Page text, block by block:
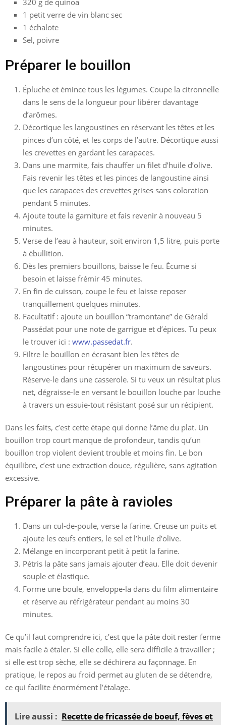
1 petit verre de vin blanc sec
1 échalote
Sel, poivre
Préparer le bouillon
Épluche et émince tous les légumes. Coupe la citronnelle
dans le sens de la longueur pour libérer davantage
d’arômes.
Décortique les langoustines en réservant les têtes et les
pinces d’un côté, et les corps de l’autre. Décortique aussi
les crevettes en gardant les carapaces.
Dans une marmite, fais chauffer un filet d’huile d’olive.
Fais revenir les têtes et les pinces de langoustine ainsi
que les carapaces des crevettes grises sans coloration
pendant 5 minutes.
Ajoute toute la garniture et fais revenir à nouveau 5
minutes.
Verse de l’eau à hauteur, soit environ 1,5 litre, puis porte
à ébullition.
Dès les premiers bouillons, baisse le feu. Écume si
besoin et laisse frémir 45 minutes.
En fin de cuisson, coupe le feu et laisse reposer
tranquillement quelques minutes.
Facultatif : ajoute un bouillon “tramontane” de Gérald
Passédat pour une note de garrigue et d’épices. Tu peux
le trouver ici : www.passedat.fr.
Filtre le bouillon en écrasant bien les têtes de
langoustines pour récupérer un maximum de saveurs.
Réserve-le dans une casserole. Si tu veux un résultat plus
net, dégraisse-le en versant le bouillon louche par louche
à travers un essuie-tout résistant posé sur un récipient.
Dans les faits, c’est cette étape qui donne l’âme du plat. Un
bouillon trop court manque de profondeur, tandis qu’un
bouillon trop violent devient trouble et moins fin. Le bon
équilibre, c’est une extraction douce, régulière, sans agitation
excessive.
Préparer la pâte à ravioles
Dans un cul-de-poule, verse la farine. Creuse un puits et
ajoute les œufs entiers, le sel et l’huile d’olive.
Mélange en incorporant petit à petit la farine.
Pétris la pâte sans jamais ajouter d’eau. Elle doit devenir
souple et élastique.
Forme une boule, enveloppe-la dans du film alimentaire
et réserve au réfrigérateur pendant au moins 30
minutes.
Ce qu’il faut comprendre ici, c’est que la pâte doit rester ferme
mais facile à étaler. Si elle colle, elle sera difficile à travailler ;
si elle est trop sèche, elle se déchirera au façonnage. En
pratique, le repos au froid permet au gluten de se détendre,
ce qui facilite énormément l’étalage.
Lire aussi : Recette de fricassée de boeuf, fèves et